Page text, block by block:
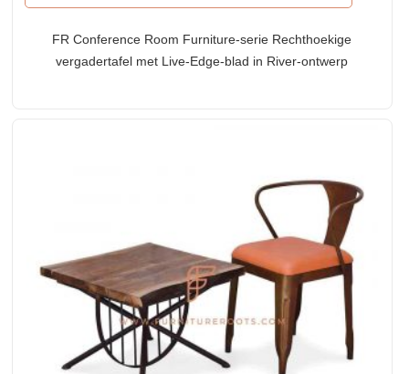
FR Conference Room Furniture-serie Rechthoekige
vergadertafel met Live-Edge-blad in River-ontwerp